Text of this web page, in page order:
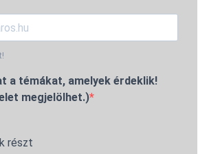
a témákat, amelyek érdeklik!
megjelölhet.)
részt